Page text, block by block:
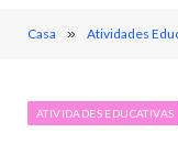
Casa » Atividades
ATIVIDADES EDUCATIVAS